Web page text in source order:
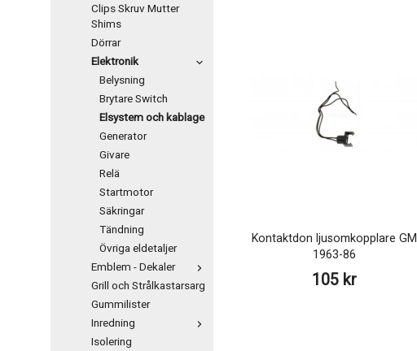
Clips Skruv Mutter
Shims
Dörrar
Elektronik
Belysning
Brytare Switch
Elsystem och kablage
Generator
Givare
Relä
Startmotor
Säkringar
Tändning
Övriga eldetaljer
Emblem - Dekaler
Grill och Strålkastarsarg
Gummilister
Inredning
Isolering
Kontaktdon ljusomkopplare GM
1963-86
105 kr